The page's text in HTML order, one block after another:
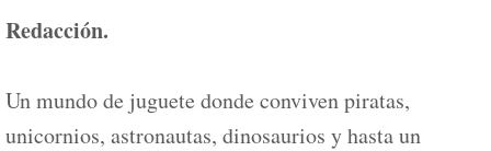
Redacción.
Un mundo de juguete donde conviven piratas,
unicornios, astronautas, dinosaurios y hasta un